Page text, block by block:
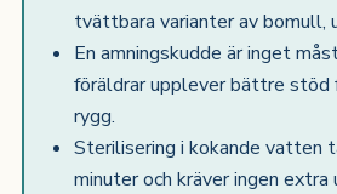
tvättbara varianter av bomull,
En amningskudde är inget
föräldrar upplever bättre stöd
rygg.
Sterilisering i kokande vatten
minuter och kräver ingen extra